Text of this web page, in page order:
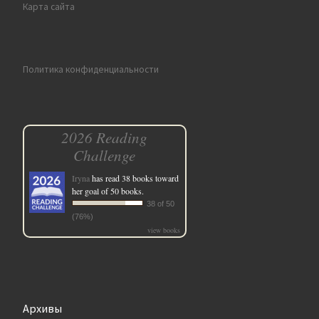
Карта сайта
Политика конфиденциальности
2026 Reading
Challenge
Irynahas read 38 books toward
her goal of 50 books.
38 of 50
(76%)
view books
Архивы